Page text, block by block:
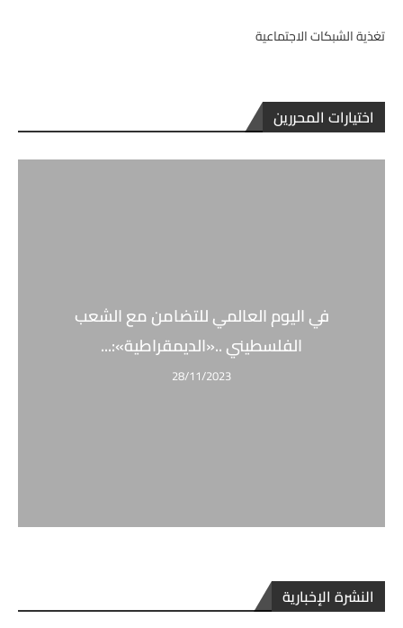
تغذية الشبكات الاجتماعية
اختيارات المحررين
في اليوم العالمي للتضامن مع الشعب
الفلسطيني ..«الديمقراطية»:...
28/11/2023
النشرة الإخبارية